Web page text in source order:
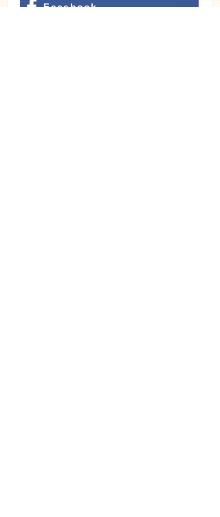
Facebook